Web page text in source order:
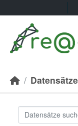
Datensätze